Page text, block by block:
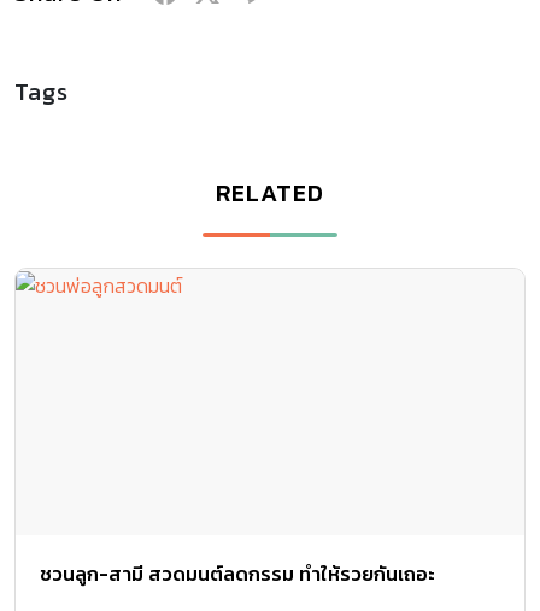
Tags
RELATED
ชวนลูก-สามี สวดมนต์ลดกรรม ทำให้รวยกันเถอะ